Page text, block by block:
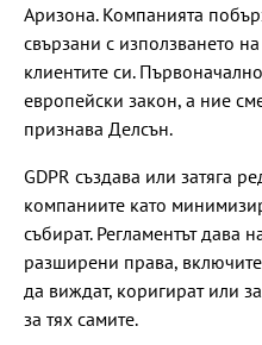
Аризона. Компанията
свързани с използването
клиентите си.
европейски закон, а ние
признава Делсън.
GDPR създава или затяга
компаниите като
събират. Регламентът дава
разширени права,
да виждат, коригират или
за тях самите.